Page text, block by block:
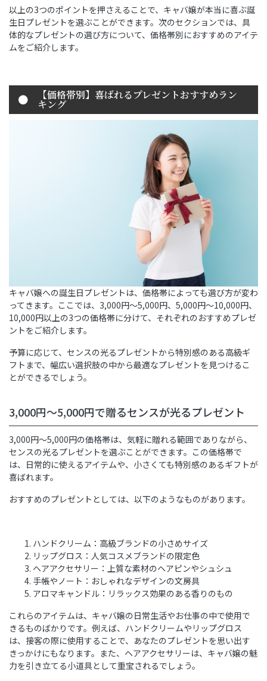
以上の3つのポイントを押さえることで、キャバ嬢が本当に喜ぶ誕
生日プレゼントを選ぶことができます。次のセクションでは、具
体的なプレゼントの選び方について、価格帯別におすすめのアイテ
ムをご紹介します。
【価格帯別】喜ばれるプレゼントおすすめラン
キング
キャバ嬢への誕生日プレゼントは、価格帯によっても選び方が変わ
ってきます。ここでは、3,000円～5,000円、5,000円～10,000円、
10,000円以上の3つの価格帯に分けて、それぞれのおすすめプレゼ
ントをご紹介します。
予算に応じて、センスの光るプレゼントから特別感のある高級ギ
フトまで、幅広い選択肢の中から最適なプレゼントを見つけるこ
とができるでしょう。
3,000円～5,000円で贈るセンスが光るプレゼント
3,000円～5,000円の価格帯は、気軽に贈れる範囲でありながら、
センスの光るプレゼントを選ぶことができます。この価格帯で
は、日常的に使えるアイテムや、小さくても特別感のあるギフトが
喜ばれます。
おすすめのプレゼントとしては、以下のようなものがあります。
ハンドクリーム：高級ブランドの小さめサイズ
リップグロス：人気コスメブランドの限定色
ヘアアクセサリー：上質な素材のヘアピンやシュシュ
手帳やノート：おしゃれなデザインの文房具
アロマキャンドル：リラックス効果のある香りのもの
これらのアイテムは、キャバ嬢の日常生活やお仕事の中で使用で
きるものばかりです。例えば、ハンドクリームやリップグロス
は、接客の際に使用することで、あなたのプレゼントを思い出す
きっかけにもなります。また、ヘアアクセサリーは、キャバ嬢の魅
力を引き立てる小道具として重宝されるでしょう。